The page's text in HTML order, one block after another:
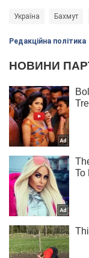
Україна Бахмут
Редакційна політика